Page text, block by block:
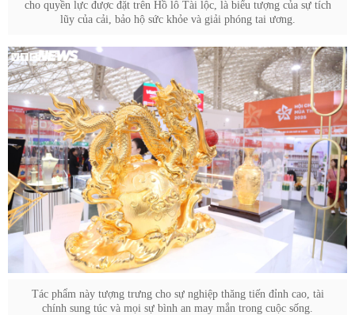
cho quyền lực được đặt trên Hồ lô Tài lộc, là biểu tượng của sự tích
lũy của cải, bảo hộ sức khỏe và giải phóng tai ương.
Tác phẩm này tượng trưng cho sự nghiệp thăng tiến đỉnh cao, tài
chính sung túc và mọi sự bình an may mắn trong cuộc sống.